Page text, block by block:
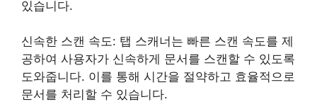
있습니다.
신속한 스캔 속도: 탭 스캐너는 빠른 스캔 속도를 제
공하여 사용자가 신속하게 문서를 스캔할 수 있도록
도와줍니다. 이를 통해 시간을 절약하고 효율적으로
문서를 처리할 수 있습니다.